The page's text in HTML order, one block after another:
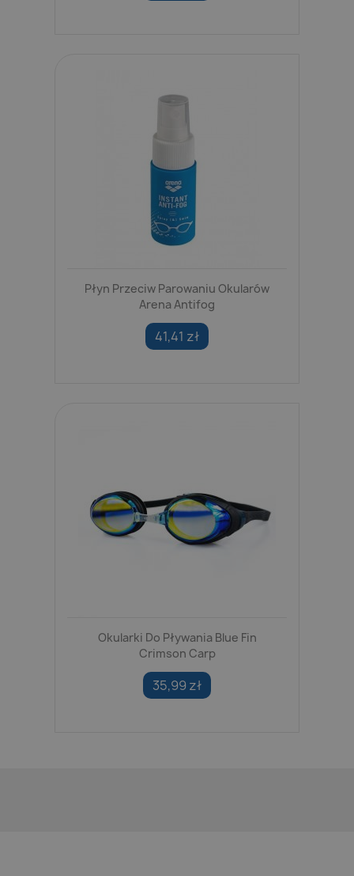
Płyn Przeciw Parowaniu Okularów
Arena Antifog
41,41 zł
Okularki Do Pływania Blue Fin
Crimson Carp
35,99 zł